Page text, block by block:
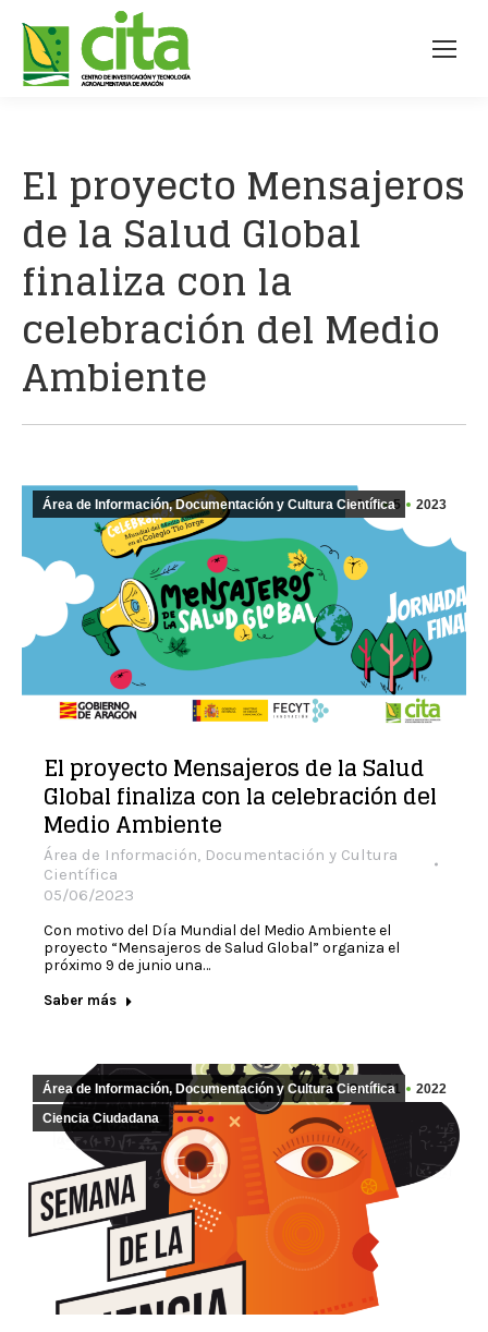
El proyecto Mensajeros
de la Salud Global
finaliza con la
celebración del Medio
Ambiente
Jun 5 2023
Área de Información, Documentación y Cultura Científica
El proyecto Mensajeros de la Salud
Global finaliza con la celebración del
Medio Ambiente
Área de Información, Documentación y Cultura
Científica
05/06/2023
Con motivo del Día Mundial del Medio Ambiente el
proyecto “Mensajeros de Salud Global” organiza el
próximo 9 de junio una…
Saber más
Oct 31 2022
Área de Información, Documentación y Cultura Científica
Ciencia Ciudadana